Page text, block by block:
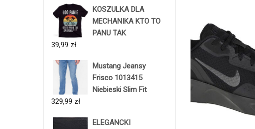
KOSZULKA DLA
MECHANIKA KTO TO
PANU TAK
39,99 zł
Mustang Jeansy
Frisco 1013415
Niebieski Slim Fit
329,99 zł
ELEGANCKI